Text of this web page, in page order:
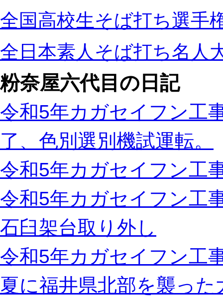
全国高校生そば打ち選手
全日本素人そば打ち名人
粉奈屋六代目の日記
令和5年カガセイフン工
了、色別選別機試運転。
令和5年カガセイフン工
令和5年カガセイフン工
石臼架台取り外し
令和5年カガセイフン工
夏に福井県北部を襲っ